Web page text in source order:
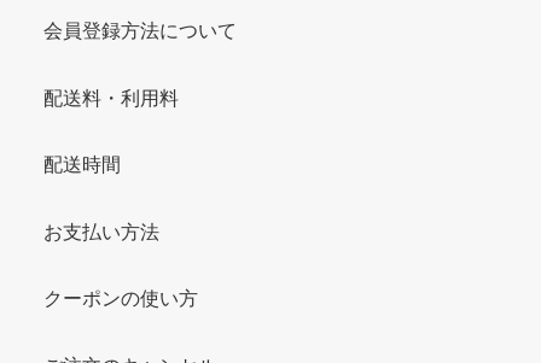
会員登録方法について
配送料・利用料
配送時間
お支払い方法
クーポンの使い方